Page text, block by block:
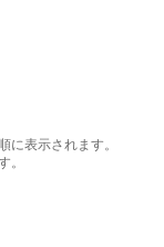
に表示されます。
。